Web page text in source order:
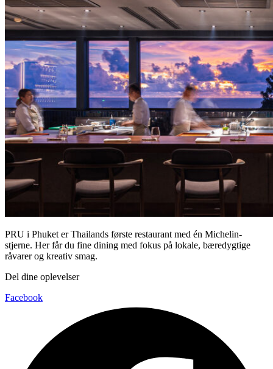
PRU i Phuket er Thailands første restaurant med én Michelin-
stjerne. Her får du fine dining med fokus på lokale, bæredygtige
råvarer og kreativ smag.
Del dine oplevelser
Facebook